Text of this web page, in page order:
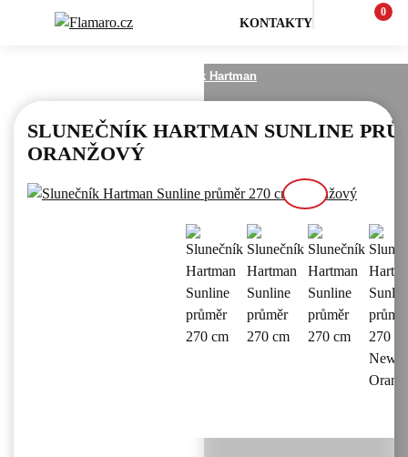
KONTAKTY
0
Zahradní nábytek Hartman
SLUNEČNÍK HARTMAN SUNLINE
ORANŽOVÝ